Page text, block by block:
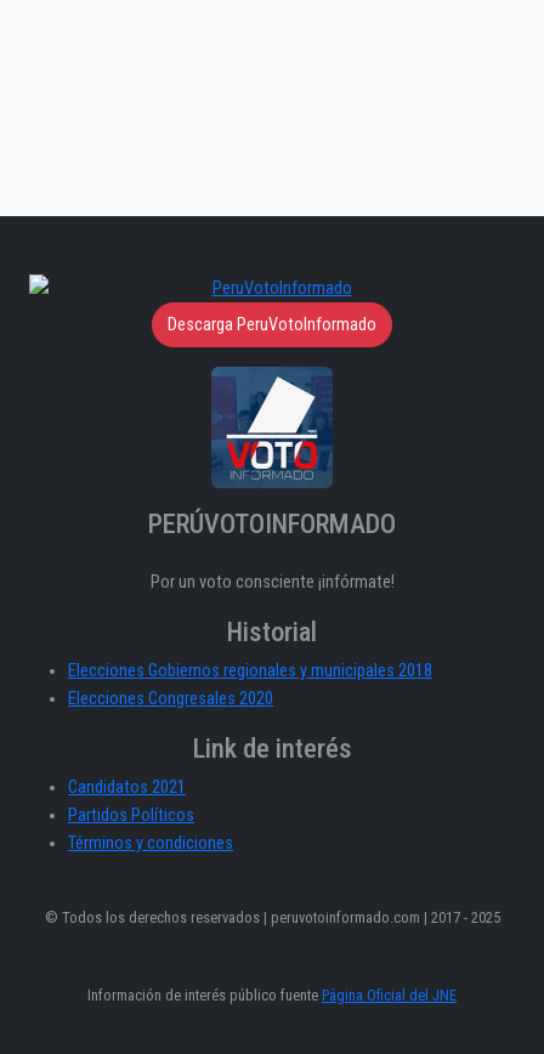
Descarga PeruVotoInformado
PERÚVOTOINFORMADO
Por un voto consciente ¡infórmate!
Historial
Elecciones Gobiernos regionales y municipales 2018
Elecciones Congresales 2020
Link de interés
Candidatos 2021
Partidos Políticos
Términos y condiciones
© Todos los derechos reservados | peruvotoinformado.com | 2017 - 2025
Información de interés público fuente Página Oficial del JNE